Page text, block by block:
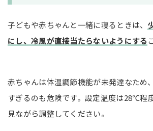
子どもや赤ちゃんと一緒に寝るときは、
にし、冷風が直接当たらないようにする
赤ちゃんは体温調節機能が未発達なため
すぎるのも危険です。設定温度は28℃程
見ながら調整してください。